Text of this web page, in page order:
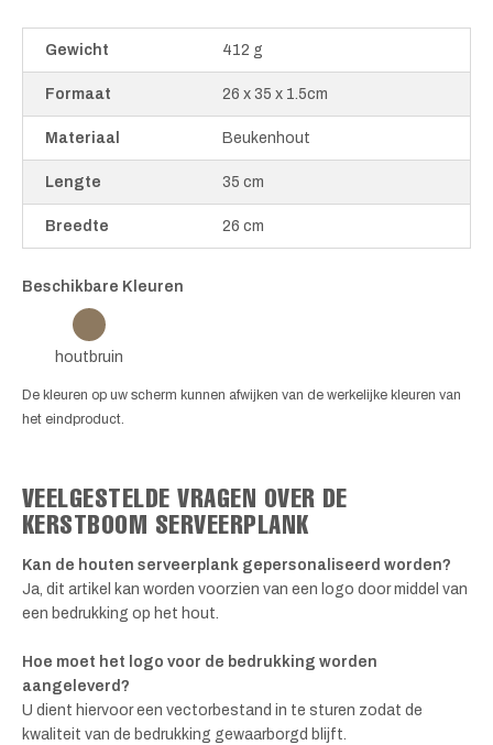
Gewicht 412 g
Formaat 26 x 35 x 1.5cm
Materiaal Beukenhout
Lengte 35 cm
Breedte 26 cm
Beschikbare Kleuren
houtbruin
De kleuren op uw scherm kunnen afwijken van de werkelijke kleuren van
het eindproduct.
VEELGESTELDE VRAGEN OVER DE
KERSTBOOM SERVEERPLANK
Kan de houten serveerplank gepersonaliseerd worden?
Ja, dit artikel kan worden voorzien van een logo door middel van
een bedrukking op het hout.
Hoe moet het logo voor de bedrukking worden
aangeleverd?
U dient hiervoor een vectorbestand in te sturen zodat de
kwaliteit van de bedrukking gewaarborgd blijft.